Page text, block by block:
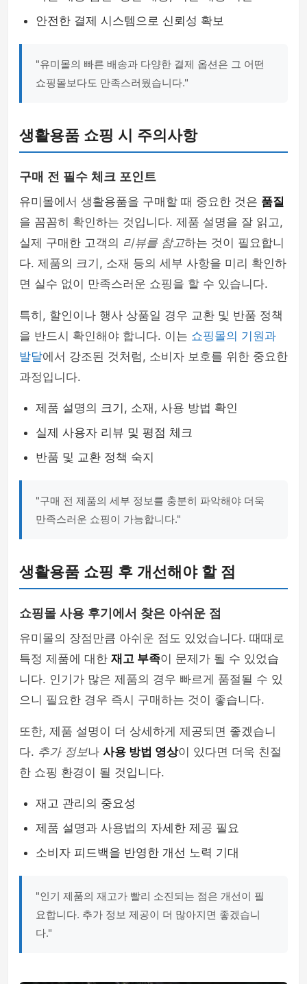
안전한 결제 시스템으로 신뢰성 확보
"유미몰의 빠른 배송과 다양한 결제 옵션은 그 어떤
쇼핑몰보다도 만족스러웠습니다."
생활용품 쇼핑 시 주의사항
구매 전 필수 체크 포인트
유미몰에서 생활용품을 구매할 때 중요한 것은 품질
을 꼼꼼히 확인하는 것입니다. 제품 설명을 잘 읽고,
실제 구매한 고객의 리뷰를 참고하는 것이 필요합니
다. 제품의 크기, 소재 등의 세부 사항을 미리 확인하
면 실수 없이 만족스러운 쇼핑을 할 수 있습니다.
특히, 할인이나 행사 상품일 경우 교환 및 반품 정책
을 반드시 확인해야 합니다. 이는 쇼핑몰의 기원과
발달에서 강조된 것처럼, 소비자 보호를 위한 중요한
과정입니다.
제품 설명의 크기, 소재, 사용 방법 확인
실제 사용자 리뷰 및 평점 체크
반품 및 교환 정책 숙지
"구매 전 제품의 세부 정보를 충분히 파악해야 더욱
만족스러운 쇼핑이 가능합니다."
생활용품 쇼핑 후 개선해야 할 점
쇼핑몰 사용 후기에서 찾은 아쉬운 점
유미몰의 장점만큼 아쉬운 점도 있었습니다. 때때로
특정 제품에 대한 재고 부족이 문제가 될 수 있었습
니다. 인기가 많은 제품의 경우 빠르게 품절될 수 있
으니 필요한 경우 즉시 구매하는 것이 좋습니다.
또한, 제품 설명이 더 상세하게 제공되면 좋겠습니
다. 추가 정보나 사용 방법 영상이 있다면 더욱 친절
한 쇼핑 환경이 될 것입니다.
재고 관리의 중요성
제품 설명과 사용법의 자세한 제공 필요
소비자 피드백을 반영한 개선 노력 기대
"인기 제품의 재고가 빨리 소진되는 점은 개선이 필
요합니다. 추가 정보 제공이 더 많아지면 좋겠습니
다."